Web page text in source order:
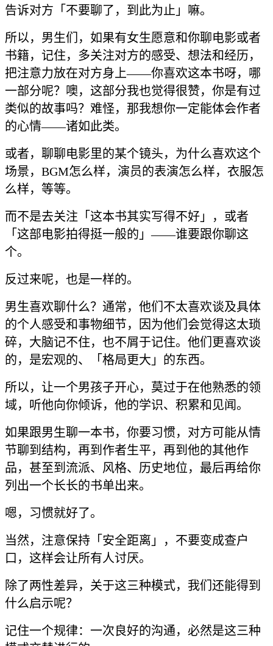
告诉对方「不要聊了，到此为止」嘛。
所以，男生们，如果有女生愿意和你聊电影或者
书籍，记住，多关注对方的感受、想法和经历，
把注意力放在对方身上——你喜欢这本书呀，哪
一部分呢？噢，这部分我也觉得很赞，你是有过
类似的故事吗？难怪，那我想你一定能体会作者
的心情——诸如此类。
或者，聊聊电影里的某个镜头，为什么喜欢这个
场景，BGM怎么样，演员的表演怎么样，衣服怎
么样，等等。
而不是去关注「这本书其实写得不好」，或者
「这部电影拍得挺一般的」——谁要跟你聊这
个。
反过来呢，也是一样的。
男生喜欢聊什么？通常，他们不太喜欢谈及具体
的个人感受和事物细节，因为他们会觉得这太琐
碎，大脑记不住，也不屑于记住。他们更喜欢谈
的，是宏观的、「格局更大」的东西。
所以，让一个男孩子开心，莫过于在他熟悉的领
域，听他向你倾诉，他的学识、积累和见闻。
如果跟男生聊一本书，你要习惯，对方可能从情
节聊到结构，再到作者生平，再到他的其他作
品，甚至到流派、风格、历史地位，最后再给你
列出一个长长的书单出来。
嗯，习惯就好了。
当然，注意保持「安全距离」，不要变成查户
口，这样会让所有人讨厌。
除了两性差异，关于这三种模式，我们还能得到
什么启示呢？
记住一个规律：一次良好的沟通，必然是这三种